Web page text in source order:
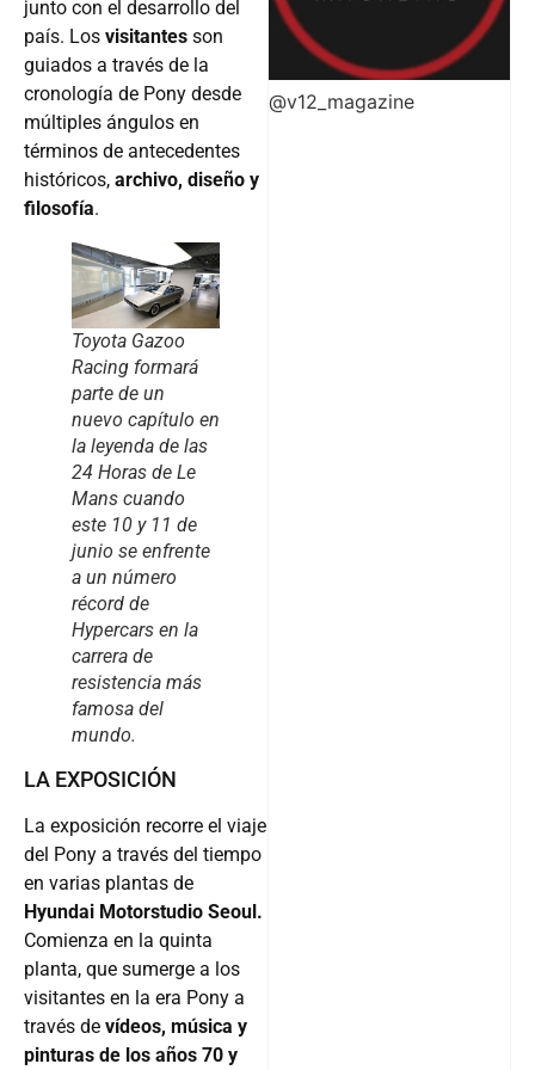
junto con el desarrollo del
país. Los visitantes son
guiados a través de la
cronología de Pony desde
múltiples ángulos en
términos de antecedentes
históricos, archivo, diseño y
filosofía.
Toyota Gazoo
Racing formará
parte de un
nuevo capítulo en
la leyenda de las
24 Horas de Le
Mans cuando
este 10 y 11 de
junio se enfrente
a un número
récord de
Hypercars en la
carrera de
resistencia más
famosa del
mundo.
LA EXPOSICIÓN
La exposición recorre el viaje
del Pony a través del tiempo
en varias plantas de
Hyundai Motorstudio Seoul.
Comienza en la quinta
planta, que sumerge a los
visitantes en la era Pony a
través de vídeos, música y
pinturas de los años 70 y
@v12_magazine